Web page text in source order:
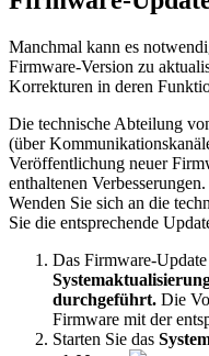
Manchmal kann es
Firmware-Version zu
Korrekturen in deren
Die technische Abteilung
(über Kommunikationskanä
Veröffentlichung neuer
enthaltenen Verbesserungen.
Wenden Sie sich an die
Sie die entsprechende
Das Firmware-Update
durchgeführt. Die
Firmware mit der
Starten Sie das